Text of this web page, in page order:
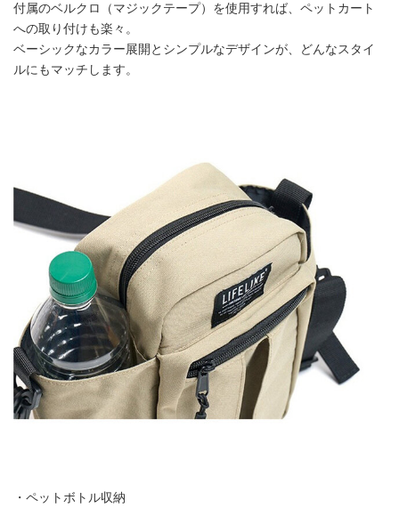
付属のベルクロ（マジックテープ）を使用すれば、ペットカート
への取り付けも楽々。
ベーシックなカラー展開とシンプルなデザインが、どんなスタイ
ルにもマッチします。
・ペットボトル収納